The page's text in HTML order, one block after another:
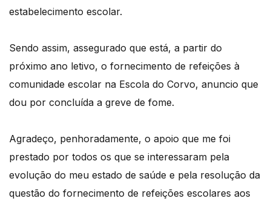
estabelecimento escolar.
Sendo assim, assegurado que está, a partir do
próximo ano letivo, o fornecimento de refeições à
comunidade escolar na Escola do Corvo, anuncio que
dou por concluída a greve de fome.
Agradeço, penhoradamente, o apoio que me foi
prestado por todos os que se interessaram pela
evolução do meu estado de saúde e pela resolução da
questão do fornecimento de refeições escolares aos